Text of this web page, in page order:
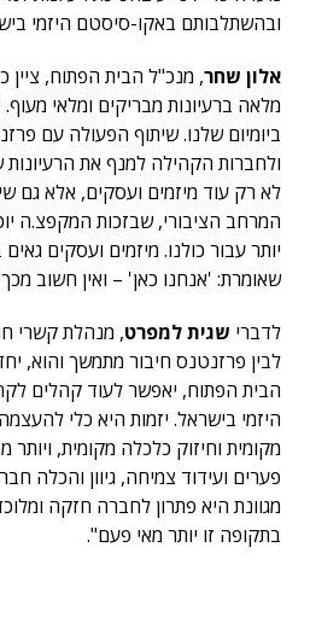
ובהשתלבותם באקו-סיסטם היזמי
אלון שחר, מנכ"ל הבית הפתוח, ציין
מלאה ברעיונות מבריקים ומלאי
ביומיום שלנו. שיתוף הפעולה עם
ולחברות הקהילה למנף את הרעיונות
לא רק עוד מיזמים ועסקים, אלא גם
המרחב הציבורי, שבזכות המקפצ.ה
יותר עבור כולנו. מיזמים ועסקים
שאומרת: 'אנחנו כאן' – ואין חשוב
לדברי שגית למפרט, מנהלת קשרי
לבין פרזנטנס חיבור מתמשך והוא,
הבית הפתוח, יאפשר לעוד קהלים
היזמי בישראל. יזמות היא כלי
מקומית וחיזוק כלכלה מקומית,
פערים ועידוד צמיחה, גיוון והכלה
מגוונת היא פתרון לחברה חזקה
בתקופה זו יותר מאי פעם".